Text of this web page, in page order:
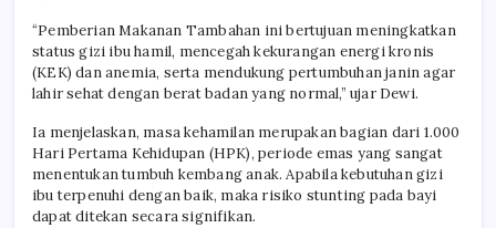
“Pemberian Makanan Tambahan ini bertujuan meningkatkan
status gizi ibu hamil, mencegah kekurangan energi kronis
(KEK) dan anemia, serta mendukung pertumbuhan janin agar
lahir sehat dengan berat badan yang normal,” ujar Dewi.
Ia menjelaskan, masa kehamilan merupakan bagian dari 1.000
Hari Pertama Kehidupan (HPK), periode emas yang sangat
menentukan tumbuh kembang anak. Apabila kebutuhan gizi
ibu terpenuhi dengan baik, maka risiko stunting pada bayi
dapat ditekan secara signifikan.